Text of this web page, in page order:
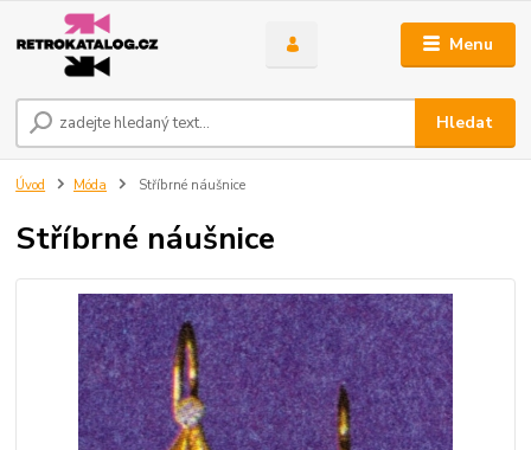
Menu
Hledat
Úvod Móda Stříbrné náušnice
Stříbrné náušnice